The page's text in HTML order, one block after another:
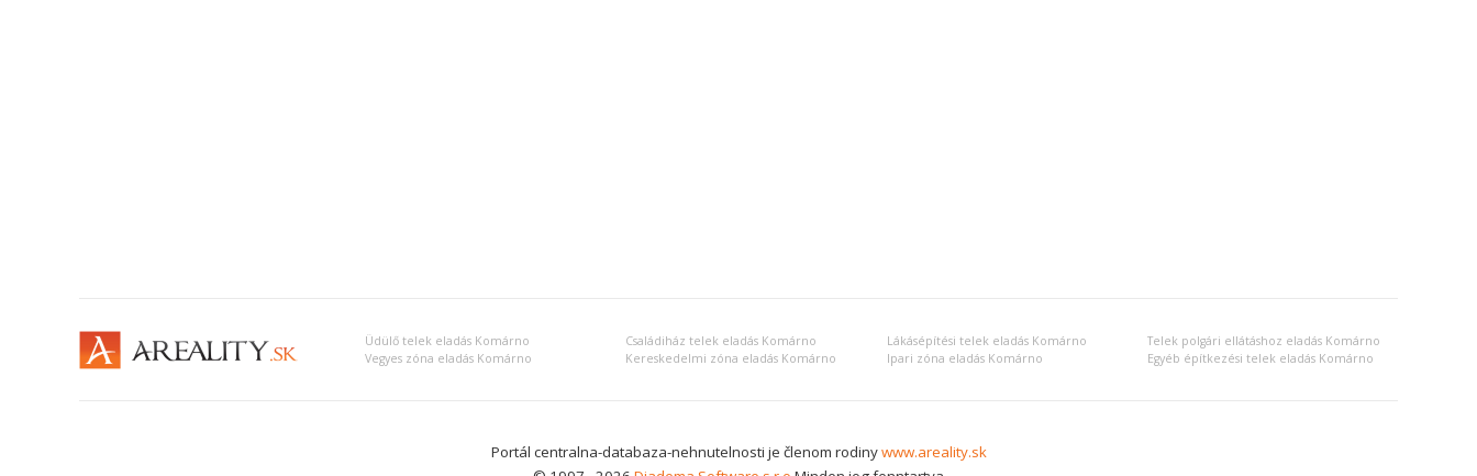
Üdülő telek eladás Komárno Családiház telek eladás Komárno Lákásépítési telek eladás Komárno
Telek polgári ellátáshoz eladás Komárno
Vegyes zóna eladás Komárno
Kereskedelmi zóna eladás Komárno Ipari zóna eladás Komárno Egyéb építkezési telek eladás Komárno
Portál centralna-databaza-nehnutelnosti je členom rodinywww.areality.sk